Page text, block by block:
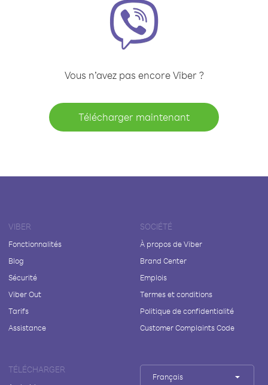
Vous n’avez pas encore Viber ?
Télécharger maintenant
VIBER
Fonctionnalités
Blog
Sécurité
Viber Out
Tarifs
Assistance
SOCIÉTÉ
À propos de Viber
Brand Center
Emplois
Termes et conditions
Politique de confidentialité
Customer Complaints Code
TÉLÉCHARGER
Français